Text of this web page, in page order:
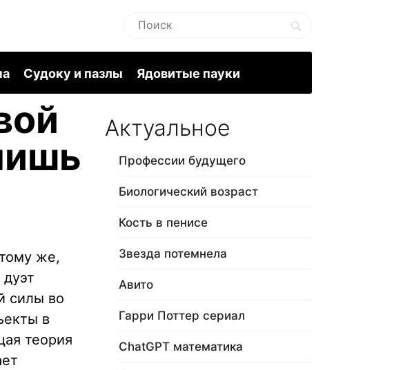
Судоку и пазлы Ядовитые пауки
же,
силы во
в
теория
Актуальное
Профессии будущего
Биологический возраст
Кость в пенисе
Звезда потемнела
Авито
Гарри Поттер сериал
ChatGPT математика